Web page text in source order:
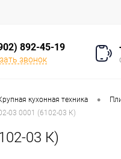
892-45-19
звонок
кухонная техника •
03 0001 (6102-03 К)
03 К)